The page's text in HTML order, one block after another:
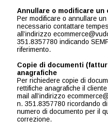
Annullare o modificare un
Per modificare o annullare
necessario contattare
all’indirizzo
351.8357780 indicando
riferimento.
Copie di documenti
anagrafiche
Per richiedere copie di
rettifiche anagrafiche il
mail all’indirizzo
n. 351.8357780 ricordando
numero di documento per il
correzione.